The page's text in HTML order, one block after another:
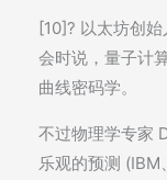
[10]? 以太坊创
会时说，量子计
曲线密码学。
不过物理学专家
乐观的预测